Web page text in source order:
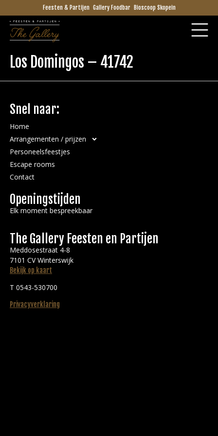
Feesten & Partijen Gallery Foodbar Bioscoop Skopein
Los Domingos – 41742
Snel naar:
Home
Arrangementen / prijzen
Personeelsfeestjes
Escape rooms
Contact
Openingstijden
Elk moment bespreekbaar
The Gallery Feesten en Partijen
Meddosestraat 4-8
7101 CV Winterswijk
Bekijk op kaart
T 0543-530700
Privacyverklaring